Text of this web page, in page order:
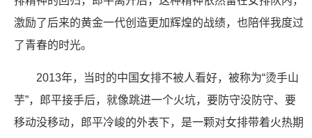
激励了后来的黄金一代创造更加辉煌的战绩，也陪伴我度过
了青春的时光。
2013年，当时的中国女排不被人看好，被称为“烫手山
芋”，郎平接手后，就像跳进一个火坑，要防守没防守、要
移动没移动，郎平冷峻的外表下，是一颗对女排带着火热期